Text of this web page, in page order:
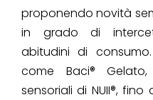
proponendo novità
in grado di
abitudini di
come Baci®
sensoriali di NUII®,